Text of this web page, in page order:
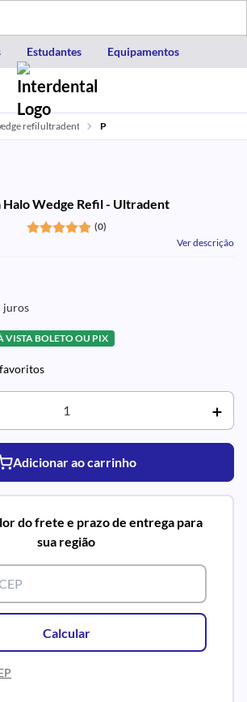
Estudantes Equipamentos
refil ultradent P
Halo Wedge Refil - Ultradent
(0)
Ver descrição
juros
VISTA BOLETO OU PIX
Adicionar ao carrinho
do frete e prazo de entrega para
sua região
Calcular